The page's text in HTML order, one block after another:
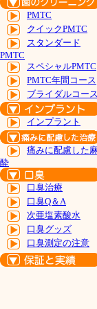
PMTC
クイックPMTC
スタンダード
PMTC
スペシャルPMTC
PMTC年間コース
ブライダルコース
インプラント
痛みに配慮した麻
酔
口臭治療
口臭Q＆A
次亜塩素酸水
口臭グッズ
口臭測定の注意